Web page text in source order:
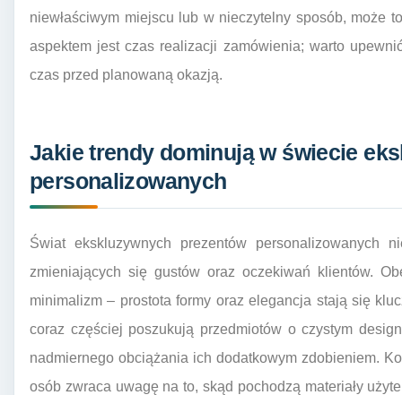
niewłaściwym miejscu lub w nieczytelny sposób, może
aspektem jest czas realizacji zamówienia; warto
czas przed planowaną okazją.
Jakie trendy dominują w świecie
personalizowanych
Świat ekskluzywnych prezentów personalizowanych
zmieniających się gustów oraz oczekiwań klientów.
minimalizm – prostota formy oraz elegancja stają się
coraz częściej poszukują przedmiotów o czystym
nadmiernego obciążania ich dodatkowym zdobieniem.
osób zwraca uwagę na to, skąd pochodzą materiały